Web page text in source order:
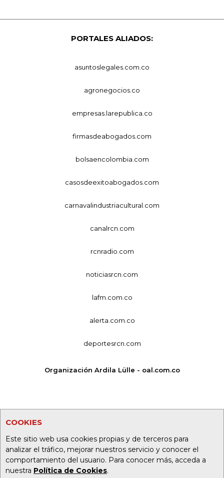
COOKIES
Este sitio web usa cookies propias y de terceros para
analizar el tráfico, mejorar nuestros servicio y conocer el
comportamiento del usuario. Para conocer más, acceda a
nuestra Política de Cookies.
PORTALES ALIADOS:
asuntoslegales.com.co
agronegocios.co
empresas.larepublica.co
firmasdeabogados.com
bolsaencolombia.com
casosdeexitoabogados.com
carnavalindustriacultural.com
canalrcn.com
rcnradio.com
noticiasrcn.com
lafm.com.co
alerta.com.co
deportesrcn.com
Organización Ardila Lülle - oal.com.co